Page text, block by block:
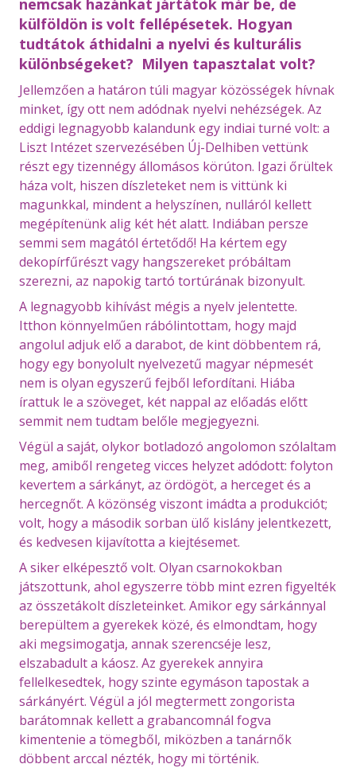
külföldön is volt fellépésetek. Hogyan
tudtátok áthidalni a nyelvi és kulturális
különbségeket? Milyen tapasztalat volt?
Jellemzően a határon túli magyar közösségek hívnak
minket, így ott nem adódnak nyelvi nehézségek. Az
eddigi legnagyobb kalandunk egy indiai turné volt: a
Liszt Intézet szervezésében Új-Delhiben vettünk
részt egy tizennégy állomásos körúton. Igazi őrültek
háza volt, hiszen díszleteket nem is vittünk ki
magunkkal, mindent a helyszínen, nulláról kellett
megépítenünk alig két hét alatt. Indiában persze
semmi sem magától értetődő! Ha kértem egy
dekopírfűrészt vagy hangszereket próbáltam
szerezni, az napokig tartó tortúrának bizonyult.
A legnagyobb kihívást mégis a nyelv jelentette.
Itthon könnyelműen rábólintottam, hogy majd
angolul adjuk elő a darabot, de kint döbbentem rá,
hogy egy bonyolult nyelvezetű magyar népmesét
nem is olyan egyszerű fejből lefordítani. Hiába
írattuk le a szöveget, két nappal az előadás előtt
semmit nem tudtam belőle megjegyezni.
Végül a saját, olykor botladozó angolomon szólaltam
meg, amiből rengeteg vicces helyzet adódott: folyton
kevertem a sárkányt, az ördögöt, a herceget és a
hercegnőt. A közönség viszont imádta a produkciót;
volt, hogy a második sorban ülő kislány jelentkezett,
és kedvesen kijavította a kiejtésemet.
A siker elképesztő volt. Olyan csarnokokban
játszottunk, ahol egyszerre több mint ezren figyelték
az összetákolt díszleteinket. Amikor egy sárkánnyal
berepültem a gyerekek közé, és elmondtam, hogy
aki megsimogatja, annak szerencséje lesz,
elszabadult a káosz. Az gyerekek annyira
fellelkesedtek, hogy szinte egymáson tapostak a
sárkányért. Végül a jól megtermett zongorista
barátomnak kellett a grabancomnál fogva
kimentenie a tömegből, miközben a tanárnők
döbbent arccal nézték, hogy mi történik.